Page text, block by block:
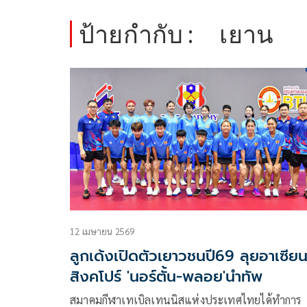
ป้ายกำกับ : เยาน
12 เมษายน 2569
ลูกเด้งเปิดตัวเยาวชนปี69 ลุยอาเซีย
สิงคโปร์ 'นอร์ตั้น-พลอย'นำทัพ
สมาคมกีฬาเทเบิลเทนนิสแห่งประเทศไทยได้ทำการ